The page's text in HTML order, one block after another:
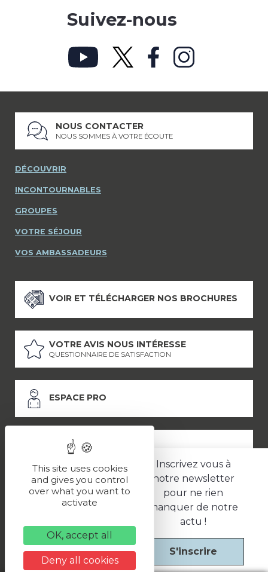
Inscrivez vous à
notre newsletter
pour ne rien
manquer de notre
actu !
S'inscrire
Suivez-nous
NOUS CONTACTER
NOUS SOMMES À VOTRE ÉCOUTE
DÉCOUVRIR
INCONTOURNABLES
GROUPES
VOTRE SÉJOUR
VOS AMBASSADEURS
VOIR ET TÉLÉCHARGER NOS BROCHURES
VOTRE AVIS NOUS INTÉRESSE
QUESTIONNAIRE DE SATISFACTION
ESPACE PRO
ESPACE PRESSE
LES PARTENAIRES
Politique de confidentialité
Une réalisation
This site uses cookies
and gives you control
over what you want to
activate
OK, accept all
Deny all cookies